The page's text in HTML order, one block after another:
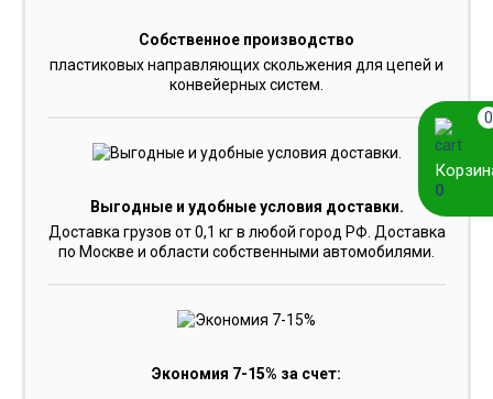
Собственное производство
пластиковых направляющих скольжения для цепей и
конвейерных систем.
Выгодные и удобные условия доставки.
Доставка грузов от 0,1 кг в любой город РФ. Доставка
по Москве и области собственными автомобилями.
Экономия 7-15% за счет:
0
0